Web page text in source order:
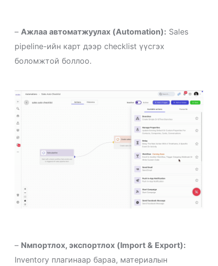
– Ажлаа автоматжуулах (Automation): Sales
pipeline-ийн карт дээр checklist үүсгэх
боломжтой боллоо.
– Nмпортлох, экспортлох (Import & Export):
Inventory плагинаар бараа, материалын